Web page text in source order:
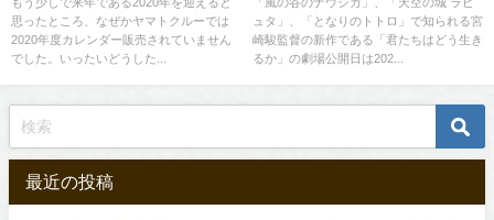
思ったところ、なぜかヤマトクルーでは
2020年度カレンダー販売されていません
でした。いったいどうした...
ュタ」、「となりのトトロ」で知られる宮
崎駿監督の新作である「君たちはどう生き
るか」の劇場公開日は202...
最近の投稿